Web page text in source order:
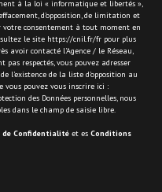
à la loi « informatique et libertés »,
d’opposition, de limitation et
votre consentement à tout moment en
le site https://cnil.fr/fr pour plus
avoir contacté l'Agence / le Réseau,
respectés, vous pouvez adresser
l’existence de la liste d'opposition au
vous pouvez vous inscrire ici :
des Données personnelles, nous
dans le champ de saisie libre.
Confidentialité et es Conditions